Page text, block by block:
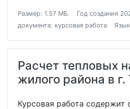
Размер: 1.57 МБ. Год создания
документа: курсовая работа
Расчет тепловых
жилого района в
Курсовая работа